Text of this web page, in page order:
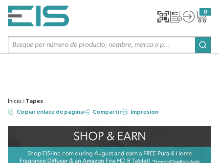
SALTAR AL CONTENIDO PRINCIPAL
Búsqueda de sitio
0
{0}
Inicio
Tapes
Copiar enlace de página
Compartir Impresión